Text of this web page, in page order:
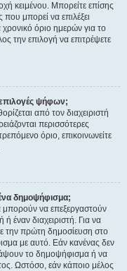
κειμένου. Μπορείτε επίσης
μπορεί να επιλέξει
όριο ημερών για το
την επιλογή να επιτρέψετε
ψήφων;
από τον διαχειριστή
περισσότερες
όριο, επικοινωνείτε
δημοψήφισμα;
μπορούν να επεξεργαστούν
έναν διαχειριστή. Για να
την πρώτη δημοσίευση στο
με αυτό. Εάν κανένας δεν
το δημοψήφισμα ή να
Ωστόσο, εάν κάποιο μέλος